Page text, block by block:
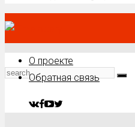
О проекте
Обратная связь